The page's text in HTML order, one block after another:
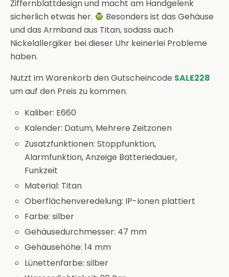
Ziffernblattdesign und macht am Handgelenk
sicherlich etwas her.
Besonders ist das Gehäuse
und das Armband aus Titan, sodass auch
Nickelallergiker bei dieser Uhr keinerlei Probleme
haben.
Nutzt im Warenkorb den Gutscheincode SALE228
um auf den Preis zu kommen.
Kaliber: E660
Kalender: Datum, Mehrere Zeitzonen
Zusatzfunktionen: Stoppfunktion,
Alarmfunktion, Anzeige Batteriedauer,
Funkzeit
Material: Titan
Oberflächenveredelung: IP-Ionen plattiert
Farbe: silber
Gehäusedurchmesser: 47 mm
Gehäusehöhe: 14 mm
Lünettenfarbe: silber